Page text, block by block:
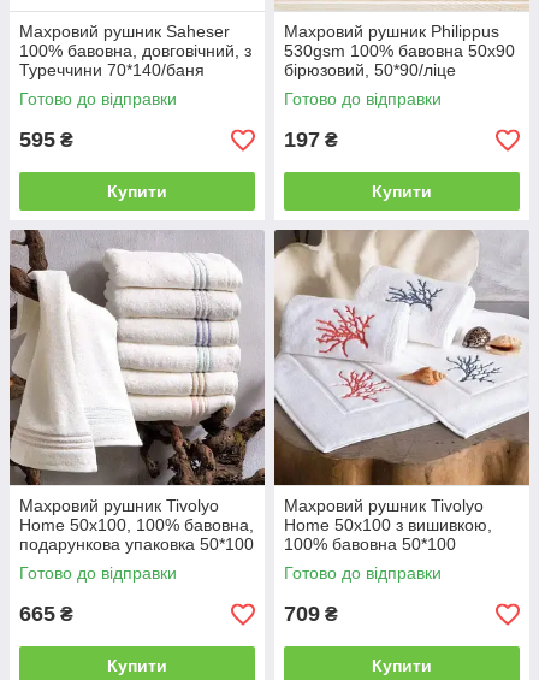
х
о
л
о
д
о
г
о
с
ті
л
ь
н
б
і
л
и
з
н
,
в
д
Махровий рушник Saheser
100% бавовна, довговічний, з
Туреччини 70*140/баня
Готово до відправки
595 ₴
Купити
Махровий рушник Philippus
530gsm 100% бавовна 50x90
бірюзовий, 50*90/ліце
Готово до відправки
197 ₴
Купити
Махровий рушник Tivolyo
Home 50x100, 100% бавовна,
подарункова упаковка 50*100
Готово до відправки
665 ₴
Купити
Махровий рушник Tivolyo
Home 50х100 з вишивкою,
100% бавовна 50*100
Готово до відправки
709 ₴
Купити